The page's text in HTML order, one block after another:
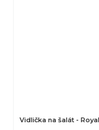
Vidlička na šalát -